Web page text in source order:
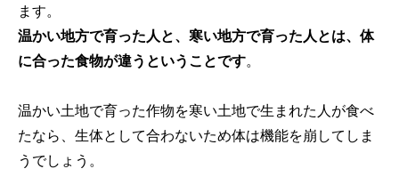
ます。
温かい地方で育った人と、寒い地方で育った人とは、体
に合った食物が違うということです。
温かい土地で育った作物を寒い土地で生まれた人が食べ
たなら、生体として合わないため体は機能を崩してしま
うでしょう。